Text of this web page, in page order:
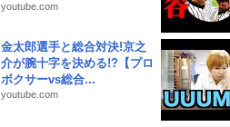
youtube.com
金太郎選手と総合対決!京之
介が腕十字を決める!?【プロ
ボクサーvs総合...
youtube.com